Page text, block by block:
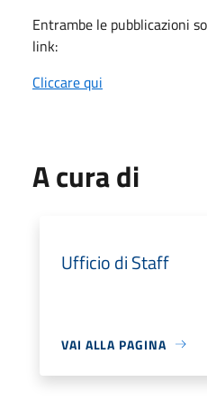
Entrambe le pubblicazioni
link:
Cliccare qui
A cura di
Ufficio di Staff
VAI ALLA PAGINA